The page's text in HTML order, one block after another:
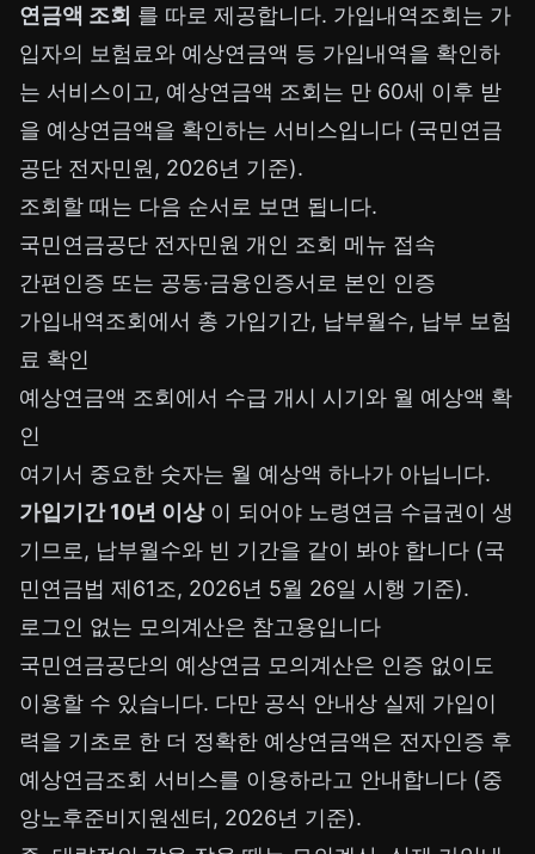
연금액 조회 를 따로 제공합니다. 가입내역조회는 가
입자의 보험료와 예상연금액 등 가입내역을 확인하
는 서비스이고, 예상연금액 조회는 만 60세 이후 받
을 예상연금액을 확인하는 서비스입니다 (국민연금
공단 전자민원, 2026년 기준).
조회할 때는 다음 순서로 보면 됩니다.
국민연금공단 전자민원 개인 조회 메뉴 접속
간편인증 또는 공동·금융인증서로 본인 인증
가입내역조회에서 총 가입기간, 납부월수, 납부 보험
료 확인
예상연금액 조회에서 수급 개시 시기와 월 예상액 확
인
여기서 중요한 숫자는 월 예상액 하나가 아닙니다.
가입기간 10년 이상이 되어야 노령연금 수급권이 생
기므로, 납부월수와 빈 기간을 같이 봐야 합니다 (국
민연금법 제61조, 2026년 5월 26일 시행 기준).
로그인 없는 모의계산은 참고용입니다
국민연금공단의 예상연금 모의계산은 인증 없이도
이용할 수 있습니다. 다만 공식 안내상 실제 가입이
력을 기초로 한 더 정확한 예상연금액은 전자인증 후
예상연금조회 서비스를 이용하라고 안내합니다 (중
앙노후준비지원센터, 2026년 기준).